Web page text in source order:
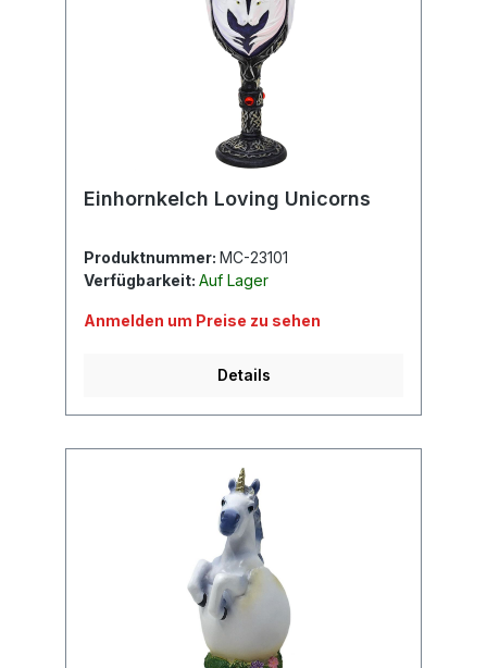
Einhornkelch Loving Unicorns
Produktnummer: MC-23101
Verfügbarkeit: Auf Lager
Anmelden um Preise zu sehen
Details